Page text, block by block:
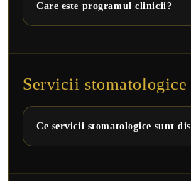
Care este programul clinicii?
Servicii stomatologice
Ce servicii stomatologice sunt